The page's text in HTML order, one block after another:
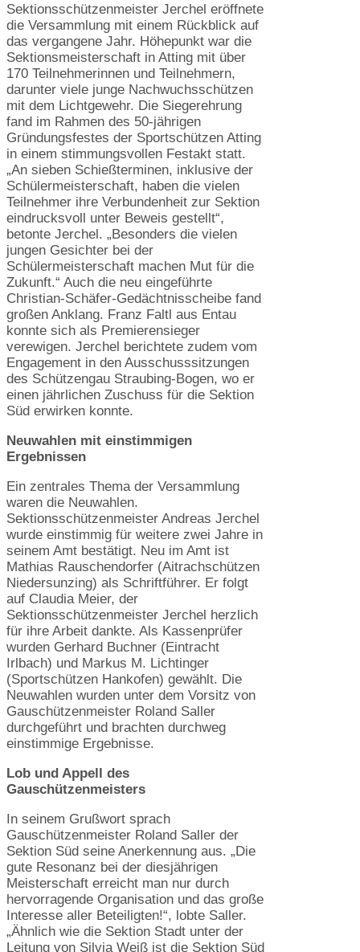
Sektionsschützenmeister Jerchel eröffnete
die Versammlung mit einem Rückblick auf
das vergangene Jahr. Höhepunkt war die
Sektionsmeisterschaft in Atting mit über
170 Teilnehmerinnen und Teilnehmern,
darunter viele junge Nachwuchsschützen
mit dem Lichtgewehr. Die Siegerehrung
fand im Rahmen des 50-jährigen
Gründungsfestes der Sportschützen Atting
in einem stimmungsvollen Festakt statt.
„An sieben Schießterminen, inklusive der
Schülermeisterschaft, haben die vielen
Teilnehmer ihre Verbundenheit zur Sektion
eindrucksvoll unter Beweis gestellt“,
betonte Jerchel. „Besonders die vielen
jungen Gesichter bei der
Schülermeisterschaft machen Mut für die
Zukunft.“ Auch die neu eingeführte
Christian-Schäfer-Gedächtnisscheibe fand
großen Anklang. Franz Faltl aus Entau
konnte sich als Premierensieger
verewigen. Jerchel berichtete zudem vom
Engagement in den Ausschusssitzungen
des Schützengau Straubing-Bogen, wo er
einen jährlichen Zuschuss für die Sektion
Süd erwirken konnte.
Neuwahlen mit einstimmigen
Ergebnissen
Ein zentrales Thema der Versammlung
waren die Neuwahlen.
Sektionsschützenmeister Andreas Jerchel
wurde einstimmig für weitere zwei Jahre in
seinem Amt bestätigt. Neu im Amt ist
Mathias Rauschendorfer (Aitrachschützen
Niedersunzing) als Schriftführer. Er folgt
auf Claudia Meier, der
Sektionsschützenmeister Jerchel herzlich
für ihre Arbeit dankte. Als Kassenprüfer
wurden Gerhard Buchner (Eintracht
Irlbach) und Markus M. Lichtinger
(Sportschützen Hankofen) gewählt. Die
Neuwahlen wurden unter dem Vorsitz von
Gauschützenmeister Roland Saller
durchgeführt und brachten durchweg
einstimmige Ergebnisse.
Lob und Appell des
Gauschützenmeisters
In seinem Grußwort sprach
Gauschützenmeister Roland Saller der
Sektion Süd seine Anerkennung aus. „Die
gute Resonanz bei der diesjährigen
Meisterschaft erreicht man nur durch
hervorragende Organisation und das große
Interesse aller Beteiligten!“, lobte Saller.
„Ähnlich wie die Sektion Stadt unter der
Leitung von Silvia Weiß ist die Sektion Süd